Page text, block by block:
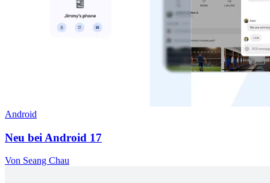
Android
Neu bei Android 17
Von Seang Chau